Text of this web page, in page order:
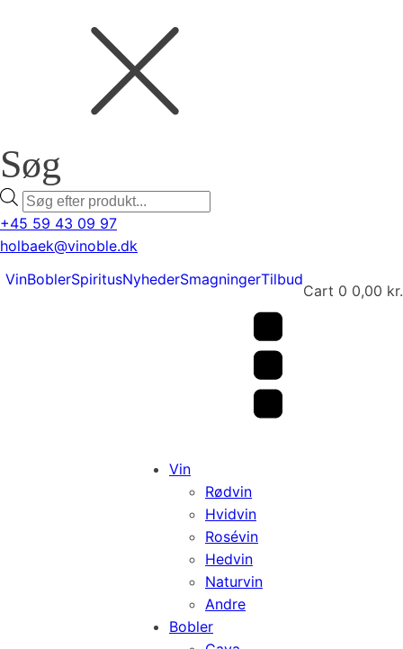
Søg
Products
search
+45 59 43 09 97
holbaek@vinoble.dk
VinBoblerSpiritusNyhederSmagningerTilbud
Cart 0 0,00 kr.
Vin
Rødvin
Hvidvin
Rosévin
Hedvin
Naturvin
Andre
Bobler